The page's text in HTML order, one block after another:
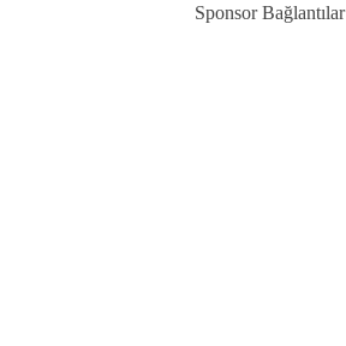
Sponsor Bağlantılar